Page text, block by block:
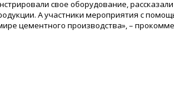
свое оборудование,
А участники мероприятия с
цементного производства», –